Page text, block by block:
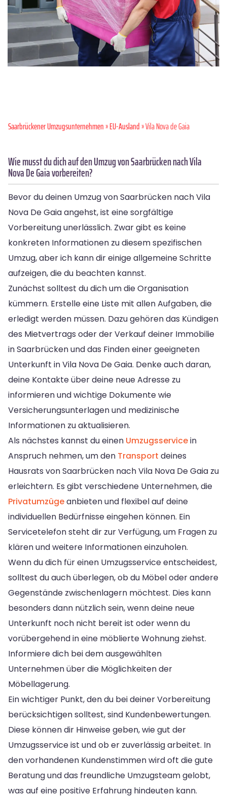
Saarbrückener Umzugsunternehmen»EU-Ausland» Vila Nova de Gaia
Wie musst du dich auf den Umzug von Saarbrücken nach Vila
Nova De Gaia vorbereiten?
Bevor du deinen Umzug von Saarbrücken nach Vila
Nova De Gaia angehst, ist eine sorgfältige
Vorbereitung unerlässlich. Zwar gibt es keine
konkreten Informationen zu diesem spezifischen
Umzug, aber ich kann dir einige allgemeine Schritte
aufzeigen, die du beachten kannst.
Zunächst solltest du dich um die Organisation
kümmern. Erstelle eine Liste mit allen Aufgaben, die
erledigt werden müssen. Dazu gehören das Kündigen
des Mietvertrags oder der Verkauf deiner Immobilie
in Saarbrücken und das Finden einer geeigneten
Unterkunft in Vila Nova De Gaia. Denke auch daran,
deine Kontakte über deine neue Adresse zu
informieren und wichtige Dokumente wie
Versicherungsunterlagen und medizinische
Informationen zu aktualisieren.
Als nächstes kannst du einen Umzugsservicein
Anspruch nehmen, um den Transport deines
Hausrats von Saarbrücken nach Vila Nova De Gaia zu
erleichtern. Es gibt verschiedene Unternehmen, die
Privatumzügeanbieten und flexibel auf deine
individuellen Bedürfnisse eingehen können. Ein
Servicetelefon steht dir zur Verfügung, um Fragen zu
klären und weitere Informationen einzuholen.
Wenn du dich für einen Umzugsservice entscheidest,
solltest du auch überlegen, ob du Möbel oder andere
Gegenstände zwischenlagern möchtest. Dies kann
besonders dann nützlich sein, wenn deine neue
Unterkunft noch nicht bereit ist oder wenn du
vorübergehend in eine möblierte Wohnung ziehst.
Informiere dich bei dem ausgewählten
Unternehmen über die Möglichkeiten der
Möbellagerung.
Ein wichtiger Punkt, den du bei deiner Vorbereitung
berücksichtigen solltest, sind Kundenbewertungen.
Diese können dir Hinweise geben, wie gut der
Umzugsservice ist und ob er zuverlässig arbeitet. In
den vorhandenen Kundenstimmen wird oft die gute
Beratung und das freundliche Umzugsteam gelobt,
was auf eine positive Erfahrung hindeuten kann.